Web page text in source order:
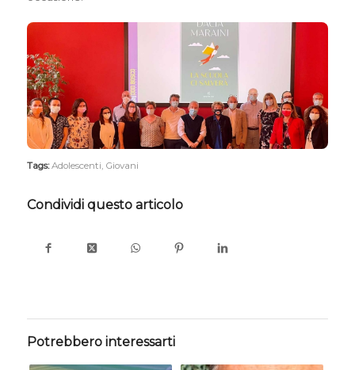
Tags: Adolescenti, Giovani
Condividi questo articolo
Potrebbero interessarti